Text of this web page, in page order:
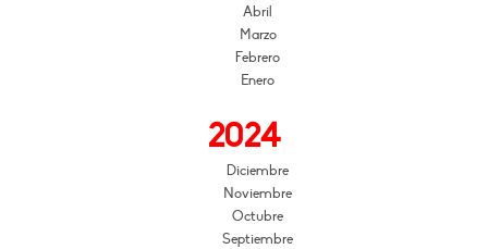
Abril
Marzo
Febrero
Enero
2024
Diciembre
Noviembre
Octubre
Septiembre